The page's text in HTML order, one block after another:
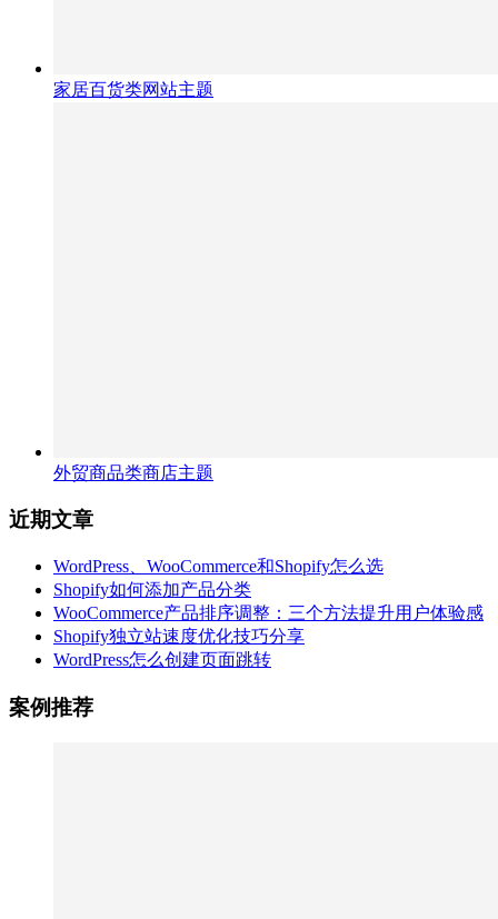
家居百货类网站主题
外贸商品类商店主题
近期文章
WordPress、WooCommerce和Shopify怎么选
Shopify如何添加产品分类
WooCommerce产品排序调整：三个方法提升用户体验感
Shopify独立站速度优化技巧分享
WordPress怎么创建页面跳转
案例推荐